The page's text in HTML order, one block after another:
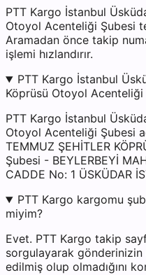
PTT Kargo İstanbul
Otoyol Acenteliği Şubesi
Aramadan önce takip
işlemi hızlandırır.
PTT Kargo İstanbul
Köprüsü Otoyol
PTT Kargo İstanbul
Otoyol Acenteliği Şubesi
TEMMUZ ŞEHİTLER
Şubesi - BEYLERBEYİ
CADDE No: 1 ÜSKÜDAR
PTT Kargo kargomu
miyim?
Evet. PTT Kargo takip
sorgulayarak gönderinizin
edilmiş olup olmadığını